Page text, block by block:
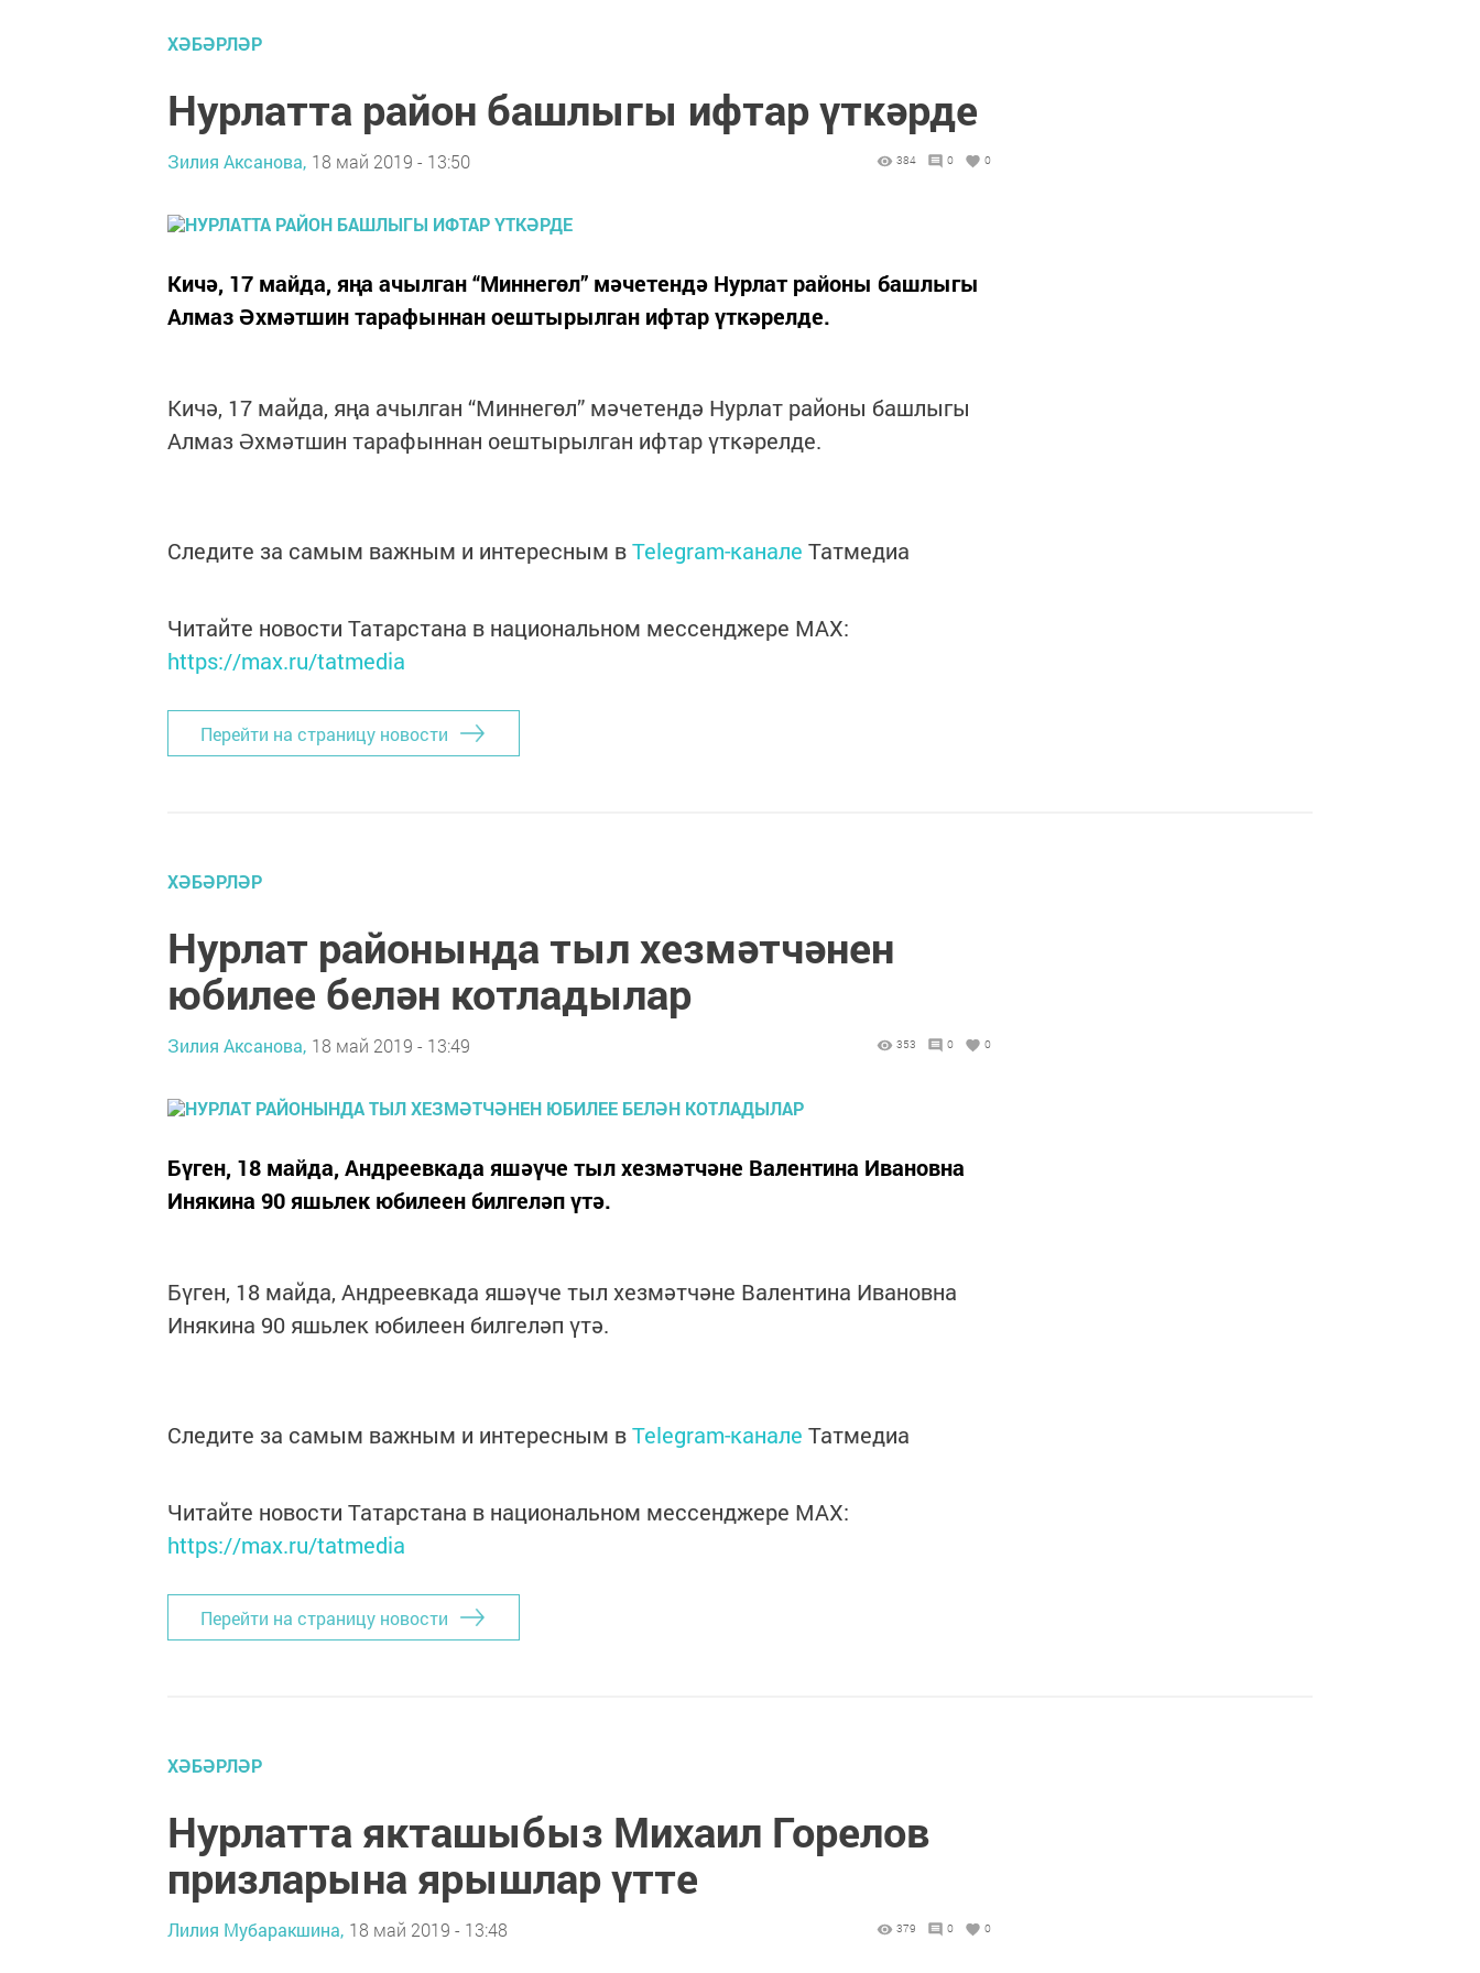
ХӘБӘРЛӘР
Нурлатта район башлыгы ифтар үткәрде
Зилия Аксанова, 18 май 2019 - 13:50 384 0 0
Кичә, 17 майда, яңа ачылган “Миннегөл” мәчетендә Нурлат районы башлыгы
Алмаз Әхмәтшин тарафыннан оештырылган ифтар үткәрелде.
Кичә, 17 майда, яңа ачылган “Миннегөл” мәчетендә Нурлат районы башлыгы
Алмаз Әхмәтшин тарафыннан оештырылган ифтар үткәрелде.
Следите за самым важным и интересным вTelegram-канале Татмедиа
Читайте новости Татарстана в национальном мессенджере MАХ:
https://max.ru/tatmedia
Перейти на страницу новости
ХӘБӘРЛӘР
Нурлат районында тыл хезмәтчәнен
юбилее белән котладылар
Зилия Аксанова, 18 май 2019 - 13:49 353 0 0
Бүген, 18 майда, Андреевкада яшәүче тыл хезмәтчәне Валентина Ивановна
Инякина 90 яшьлек юбилеен билгеләп үтә.
Бүген, 18 майда, Андреевкада яшәүче тыл хезмәтчәне Валентина Ивановна
Инякина 90 яшьлек юбилеен билгеләп үтә.
Следите за самым важным и интересным вTelegram-канале Татмедиа
Читайте новости Татарстана в национальном мессенджере MАХ:
https://max.ru/tatmedia
Перейти на страницу новости
ХӘБӘРЛӘР
Нурлатта якташыбыз Михаил Горелов
призларына ярышлар үтте
Лилия Мубаракшина, 18 май 2019 - 13:48 379 0 0